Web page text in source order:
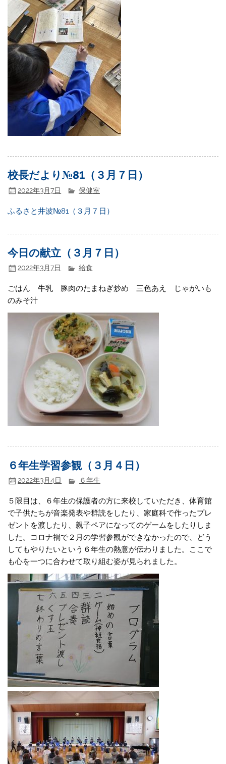
校長だより№81（３月７日）
2022年3月7日 保健室
ふるさと井波№81（３月７日）
今日の献立（３月７日）
2022年3月7日 給食
ごはん 牛乳 豚肉のたまねぎ炒め 三色あえ じゃがいも
のみそ汁
６年生学習参観（３月４日）
2022年3月4日 ６年生
５限目は、６年生の保護者の方に来校していただき、体育館
で子供たちが音楽発表や群読をしたり、家庭科で作ったプレ
ゼントを渡したり、親子ペアになってのゲームをしたりしま
した。コロナ禍で２月の学習参観ができなかったので、どう
してもやりたいという６年生の熱意が伝わりました。ここで
も心を一つに合わせて取り組む姿が見られました。